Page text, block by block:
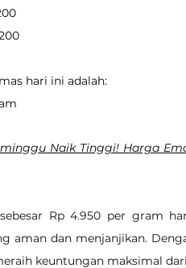
hari ini adalah:
Naik Tinggi! Harga
Rp 4.950 per gram
aman dan menjanjikan.
keuntungan maksimal